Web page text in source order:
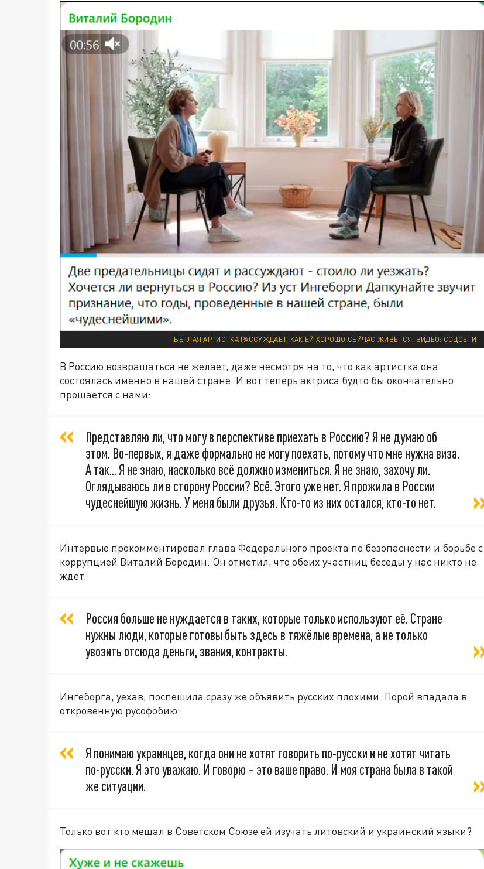
БЕГЛАЯ АРТИСТКА РАССУЖДАЕТ, КАК ЕЙ ХОРОШО СЕЙЧАС ЖИВЁТСЯ. ВИДЕО: СОЦСЕТИ
В Россию возвращаться не желает, даже несмотря на то, что как артистка она
состоялась именно в нашей стране. И вот теперь актриса будто бы окончательно
прощается с нами:
Представляю ли, что могу в перспективе приехать в Россию? Я не думаю об
этом. Во-первых, я даже формально не могу поехать, потому что мне нужна виза.
А так... Я не знаю, насколько всё должно измениться. Я не знаю, захочу ли.
Оглядываюсь ли в сторону России? Всё. Этого уже нет. Я прожила в России
чудеснейшую жизнь. У меня были друзья. Кто-то из них остался, кто-то нет.
Интервью прокомментировал глава Федерального проекта по безопасности и борьбе с
коррупцией Виталий Бородин. Он отметил, что обеих участниц беседы у нас никто не
ждет:
Россия больше не нуждается в таких, которые только используют её. Стране
нужны люди, которые готовы быть здесь в тяжёлые времена, а не только
увозить отсюда деньги, звания, контракты.
Ингеборга, уехав, поспешила сразу же объявить русских плохими. Порой впадала в
откровенную русофобию:
Я понимаю украинцев, когда они не хотят говорить по-русски и не хотят читать
по-русски. Я это уважаю. И говорю – это ваше право. И моя страна была в такой
же ситуации.
Только вот кто мешал в Советском Союзе ей изучать литовский и украинский языки?